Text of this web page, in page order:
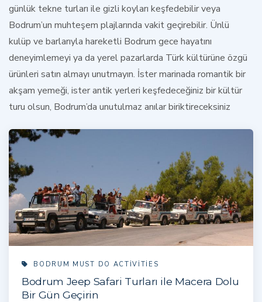
günlük tekne turları ile gizli koyları keşfedebilir veya
Bodrum’un muhteşem plajlarında vakit geçirebilir. Ünlü
kulüp ve barlarıyla hareketli Bodrum gece hayatını
deneyimlemeyi ya da yerelpazarlarda Türk kültürüne özgü
ürünleri satın almayı unutmayın. İster marinada romantik bir
akşam yemeği, ister antik yerleri keşfedeceğiniz bir kültür
turu olsun, Bodrum’da unutulmaz anılar biriktireceksiniz
BODRUM MUST DO ACTIVITIES
Bodrum Jeep Safari Turları ile Macera Dolu
Bir Gün Geçirin